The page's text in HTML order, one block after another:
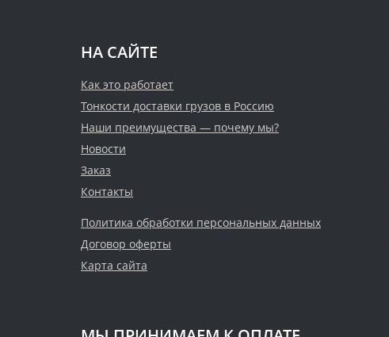
НА САЙТЕ
Как это работает
Тонкости доставки грузов в Россию
Наши преимущества — почему мы?
Новости
Заказ
Контакты
Политика обработки персональных данных
Договор оферты
Карта сайта